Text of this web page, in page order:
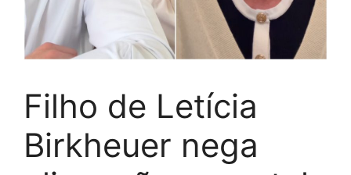
Filho de Letícia
Birkheuer nega